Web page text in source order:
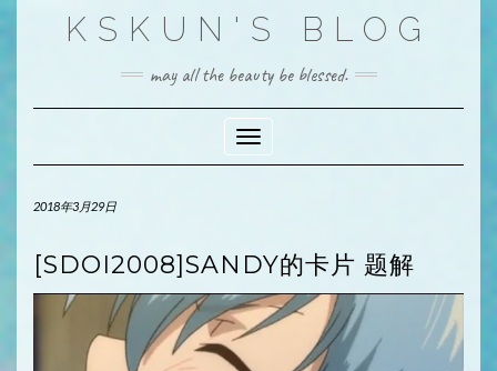
KSKUN'S BLOG
may all the beauty be blessed.
Toggle Navigation
2018年3月29日
[SDOI2008]SANDY的卡片 题解